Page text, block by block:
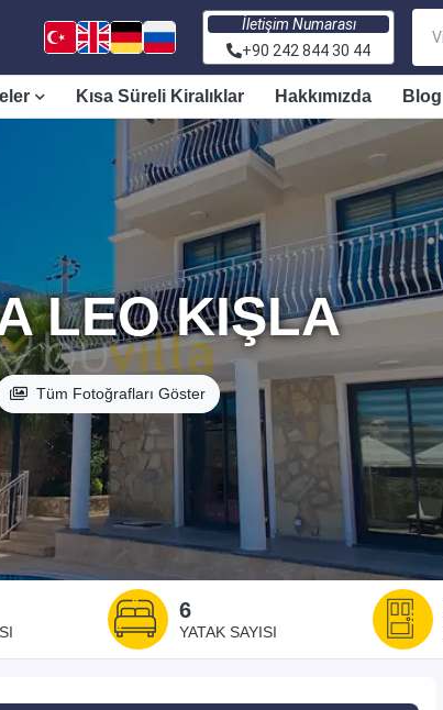
İletişim Numarası
+90 242 844 30 44
Kısa Süreli Kiralıklar Hakkımızda Blog
LEO KIŞLA
Tüm Fotoğrafları Göster
6
YATAK SAYISI